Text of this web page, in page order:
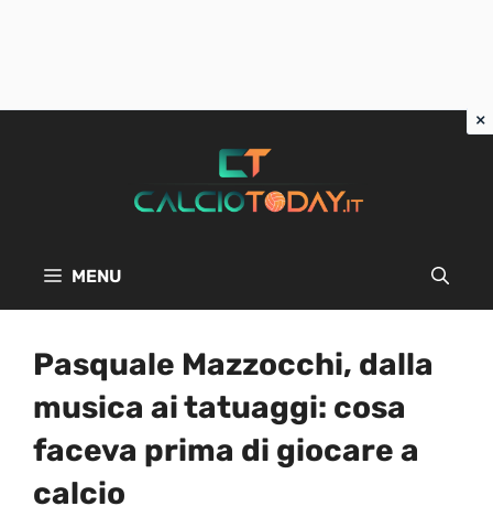
MENU
Pasquale Mazzocchi, dalla
musica ai tatuaggi: cosa
faceva prima di giocare a
calcio